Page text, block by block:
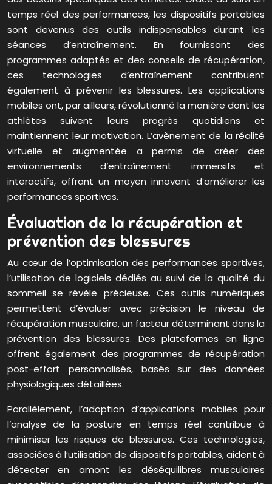
temps réel des performances, les dispositifs portables
sont devenus des outils indispensables durant les
séances d’entraînement. En fournissant des
programmes adaptés et des conseils de récupération,
ces technologies d’entraînement contribuent
également à prévenir les blessures. Les applications
mobiles ont, par ailleurs, révolutionné la manière dont les
athlètes suivent leurs progrès quotidiens et
maintiennent leur motivation. L’avènement de la réalité
virtuelle et augmentée a permis de créer des
environnements d’entraînement immersifs et
interactifs, offrant un moyen innovant d’améliorer les
performances sportives.
Évaluation de la récupération et
prévention des blessures
Au cœur de l’optimisation des performances sportives,
l’utilisation de logiciels dédiés au suivi de la qualité du
sommeil se révèle précieuse. Ces outils numériques
permettent d’évaluer avec précision le niveau de
récupération musculaire, un facteur déterminant dans la
prévention des blessures. Des plateformes en ligne
offrent également des programmes de récupération
post-effort personnalisés, basés sur des données
physiologiques détaillées.
Parallèlement, l’adoption d’applications mobiles pour
l’analyse de la posture en temps réel contribue à
minimiser les risques de blessures. Ces technologies,
associées à l’utilisation de dispositifs portables, aident à
détecter en amont les déséquilibres musculaires